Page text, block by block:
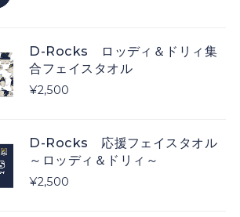
D-Rocks ロッディ＆ドリィ集
合フェイスタオル
¥2,500
D-Rocks 応援フェイスタオル
～ロッディ＆ドリィ～
¥2,500